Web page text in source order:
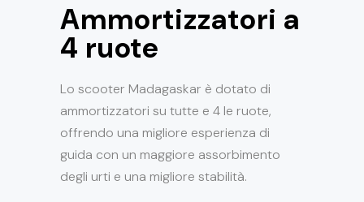
Ammortizzatori a
4 ruote
Lo scooter Madagaskar è dotato di
ammortizzatori su tutte e 4 le ruote,
offrendo una migliore esperienza di
guida con un maggiore assorbimento
degli urti e una migliore stabilità.